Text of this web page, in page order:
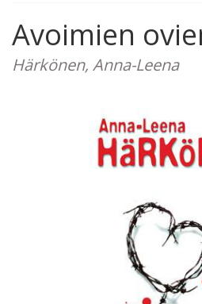
Avoimien
Härkönen, Anna-Leena